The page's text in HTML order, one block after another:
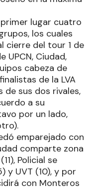
lugar cuatro
los cuales
cierre del tour 1 de
UPCN, Ciudad,
cabeza de
de la LVA
de sus dos rivales,
a su
por un lado,
emparejado con
comparte zona
Policial se
y UVT (10), y por
con Monteros